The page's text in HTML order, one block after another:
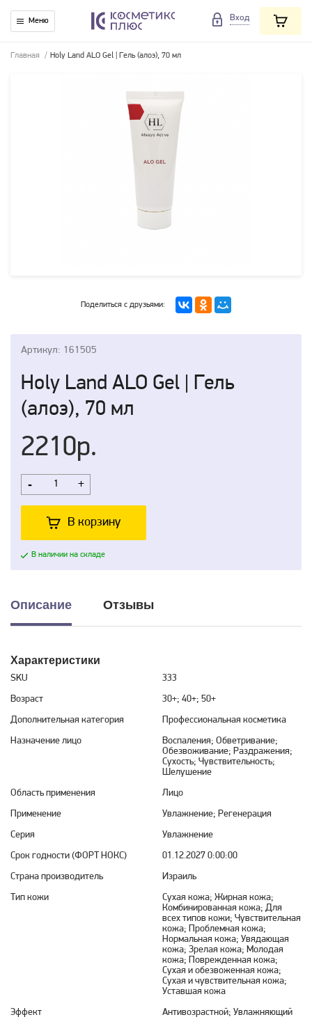
Меню Вход
Главная / Holy Land ALO Gel | Гель (алоэ), 70 мл
Поделиться с друзьями:
Артикул: 161505
Holy Land ALO Gel | Гель
(алоэ), 70 мл
2210р.
- +
В корзину
В наличии на складе
Описание Отзывы
Характеристики
SKU
333
Возраст
30+; 40+; 50+
Дополнительная категория
Профессиональная косметика
Назначение лицо
Воспаления; Обветривание;
Обезвоживание; Раздражения;
Сухость; Чувствительность;
Шелушение
Область применения
Лицо
Применение
Увлажнение; Регенерация
Серия
Увлажнение
Срок годности (ФОРТ НОКС)
01.12.2027 0:00:00
Страна производитель
Израиль
Тип кожи
Сухая кожа; Жирная кожа;
Комбинированная кожа; Для
всех типов кожи; Чувствительная
кожа; Проблемная кожа;
Нормальная кожа; Увядающая
кожа; Зрелая кожа; Молодая
кожа; Поврежденная кожа;
Сухая и обезвоженная кожа;
Сухая и чувствительная кожа;
Уставшая кожа
Эффект
Антивозрастной; Увлажняющий